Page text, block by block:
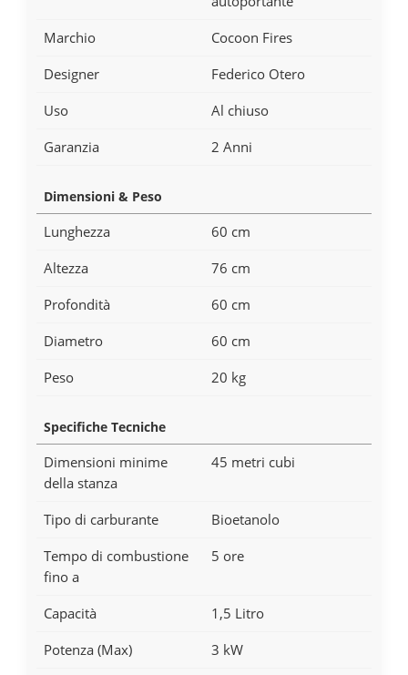
Marchio
Cocoon Fires
Designer
Federico Otero
Uso
Al chiuso
Garanzia
2 Anni
Dimensioni & Peso
Lunghezza
60 cm
Altezza
76 cm
Profondità
60 cm
Diametro
60 cm
Peso
20 kg
Specifiche Tecniche
Dimensioni minime
della stanza
45 metri cubi
Tipo di carburante
Bioetanolo
Tempo di combustione
fino a
5 ore
Capacità
1,5 Litro
Potenza (Max)
3 kW